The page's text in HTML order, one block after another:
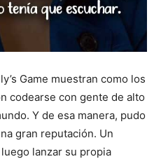
Game muestran como los
codearse con gente de alto
Y de esa manera, pudo
gran reputación. Un
lanzar su propia